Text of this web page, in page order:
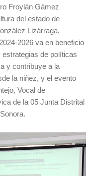
Froylán Gámez
del estado de
Lizárraga,
2026 va en beneficio
de políticas
y contribuye a la
la niñez, y el evento
Vocal de
de la 05 Junta Distrital